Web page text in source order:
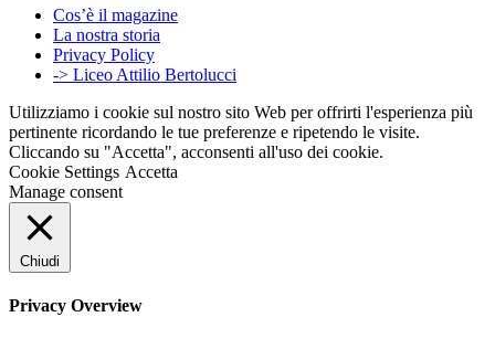
Cos’è il magazine
La nostra storia
Privacy Policy
-> Liceo Attilio Bertolucci
Utilizziamo i cookie sul nostro sito Web per offrirti l'esperienza più
pertinente ricordando le tue preferenze e ripetendo le visite.
Cliccando su "Accetta", acconsenti all'uso dei cookie.
Cookie Settings Accetta
Manage consent
Chiudi
Privacy Overview